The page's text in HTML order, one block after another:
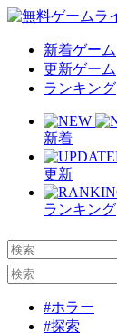
新着ゲーム
更新ゲーム
ランキング
新着
更新
ランキング
#ホラー
#探索